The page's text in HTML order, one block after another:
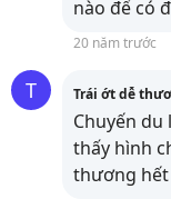
nào để có
20 năm trước
T Trái ớt dễ
Chuyến du
thấy hình
thương hết